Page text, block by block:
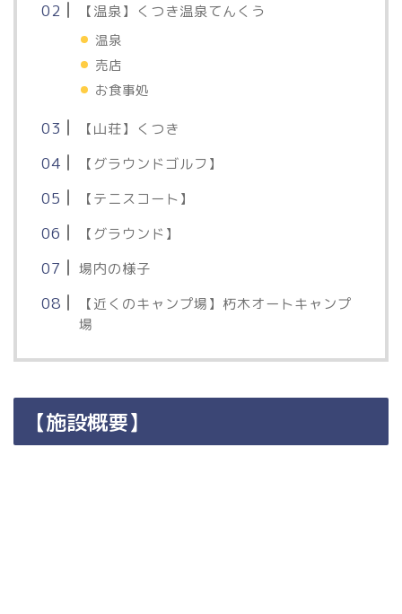
【温泉】くつき温泉てんくう
温泉
売店
お食事処
【山荘】くつき
【グラウンドゴルフ】
【テニスコート】
【グラウンド】
場内の様子
【近くのキャンプ場】朽木オートキャンプ
場
【施設概要】